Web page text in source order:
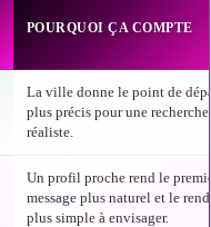
POURQUOI ÇA COMPTE
La ville donne le point de
plus précis pour une
réaliste.
Un profil proche rend le
message plus naturel et le
plus simple à envisager.